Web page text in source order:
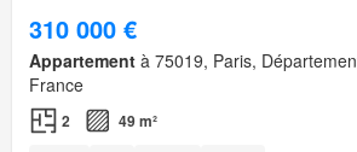
310 000 €
Appartement à 75019, Paris,
France
2 49 m²